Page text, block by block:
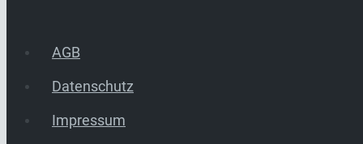
AGB
Datenschutz
Impressum